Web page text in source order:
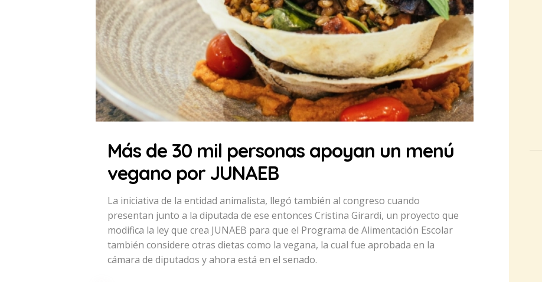
Más de 30 mil personas apoyan un menú
vegano por JUNAEB
La iniciativa de la entidad animalista, llegó también al congreso cuando
presentan junto a la diputada de ese entonces Cristina Girardi, un proyecto que
modifica la ley que crea JUNAEB para que el Programa de Alimentación Escolar
también considere otras dietas como la vegana, la cual fue aprobada en la
cámara de diputados y ahora está en el senado.